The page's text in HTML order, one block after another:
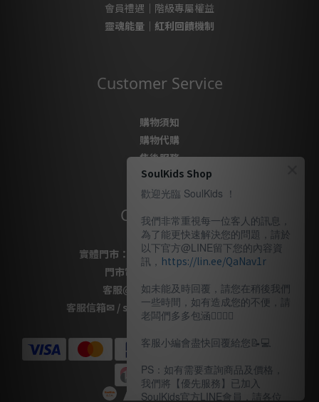
會員禮遇｜階級專屬權益
靈魂能量｜紅利回饋機制
Customer Service
購物須知
購物代購
售後服務
隱私政策
Contact Us
實體門市：
桃園市桃園區復興路69號
門市電話
03-337-1777
客服@LINE：＠soulkids
客服信箱✉ / shopsoulkids@gmail.com
SoulKids Shop
歡迎光臨 SoulKids ！
我們非常重視每一位客人的訊息，
為了能更快速解決您的問題，請於
以下官方@LINE留下您的內容資
訊， https://lin.ee/QaNav1r
如未能及時回覆，請您在稍後我們
一些時間，如有造成您的不便，請
老闆們多多包涵🙇🏽‍🙇‍♀️
客服小編會盡快回覆給您📝💻️
PS：如有需要查詢商品及價格，
我們將【優先服務】已加入
SoulKids官方LINE會員，請各位